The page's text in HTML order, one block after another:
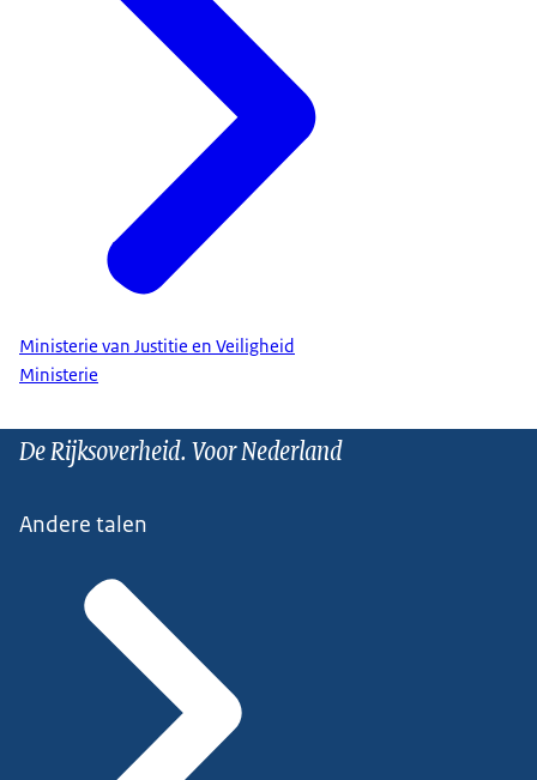
Ministerie van Justitie en Veiligheid
Ministerie
De Rijksoverheid. Voor Nederland
Andere talen